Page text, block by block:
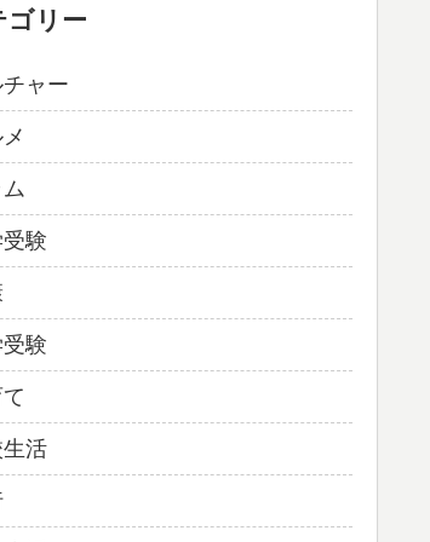
ゴリー
ャー
験
験
活